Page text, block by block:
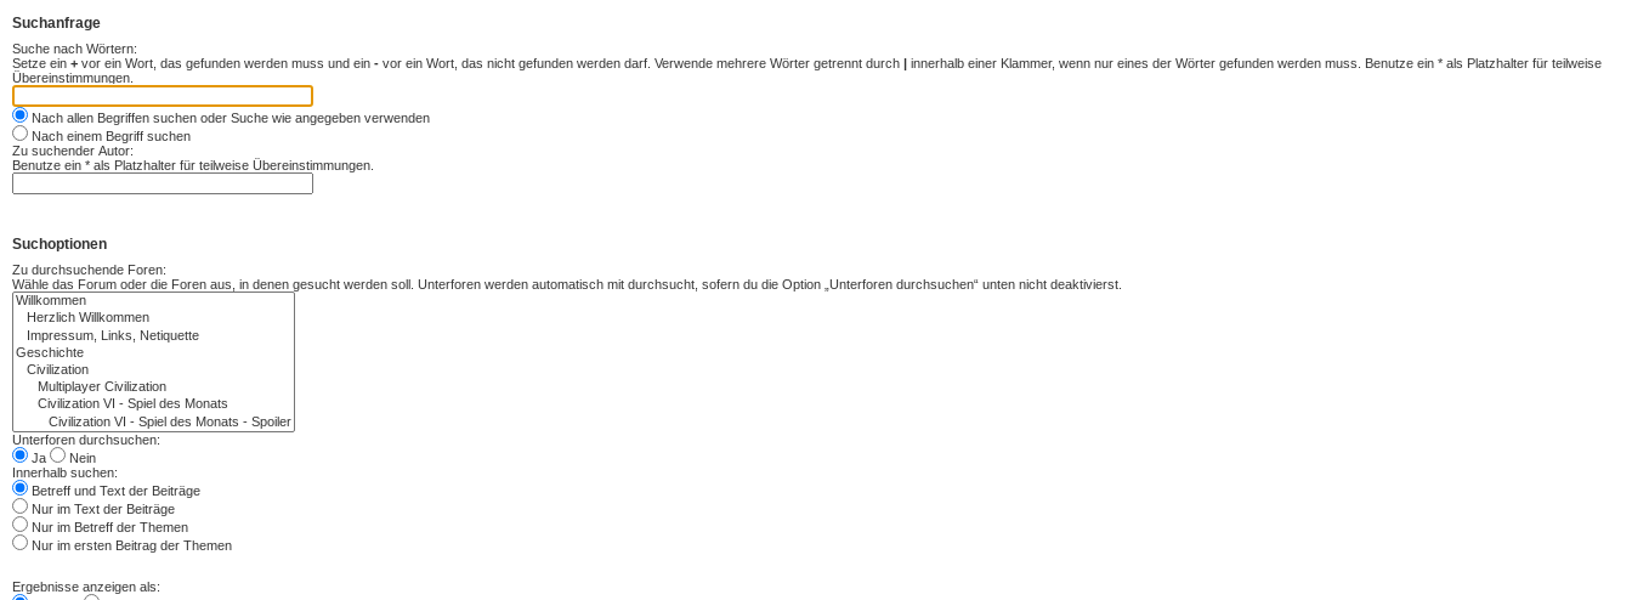
Suchanfrage
Suche nach Wörtern:
Setze ein + vor ein Wort, das gefunden werden muss und ein - vor ein Wort, das nicht gefunden werden darf. Verwende mehrere Wörter getrennt durch | innerhalb einer Klammer, wenn nur eines der Wörter gefunden werden muss. Benutze ein * als Platzhalter für teilweise
Übereinstimmungen.
Nach allen Begriffen suchen oder Suche wie angegeben verwenden
Nach einem Begriff suchen
Zu suchender Autor:
Benutze ein * als Platzhalter für teilweise Übereinstimmungen.
Suchoptionen
Zu durchsuchende Foren:
Wähle das Forum oder die Foren aus, in denen gesucht werden soll. Unterforen werden automatisch mit durchsucht, sofern du die Option „Unterforen durchsuchen“ unten nicht deaktivierst.
Unterforen durchsuchen:
Ja
Nein
Innerhalb suchen:
Betreff und Text der Beiträge
Nur im Text der Beiträge
Nur im Betreff der Themen
Nur im ersten Beitrag der Themen
Ergebnisse anzeigen als: